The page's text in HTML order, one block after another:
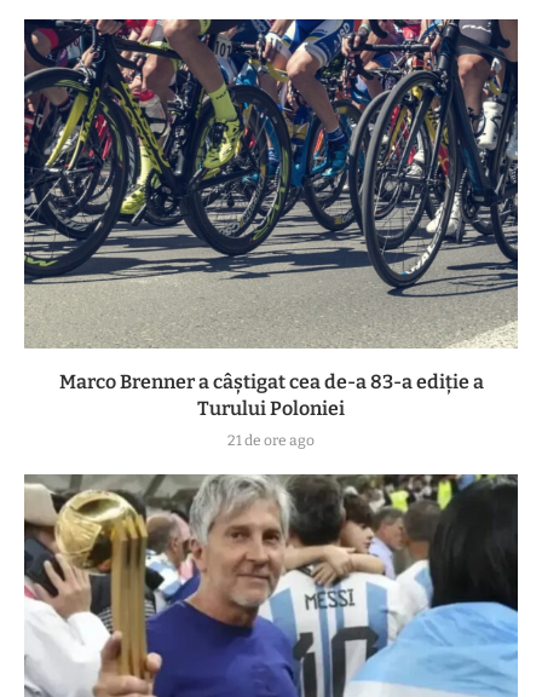
Marco Brenner a câștigat cea de-a 83-a ediţie a
Turului Poloniei
21 de ore ago